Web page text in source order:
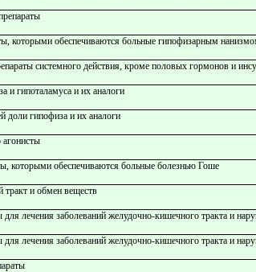
которыми обеспечиваются больные гипофизарным
системного действия, кроме половых гормонов и
и гипоталамуса и их аналоги
доли гипофиза и их аналоги
агонисты
которыми обеспечиваются больные болезнью Гоше
тракт и обмен веществ
для лечения заболеваний желудочно-кишечного тракта и
для лечения заболеваний желудочно-кишечного тракта и